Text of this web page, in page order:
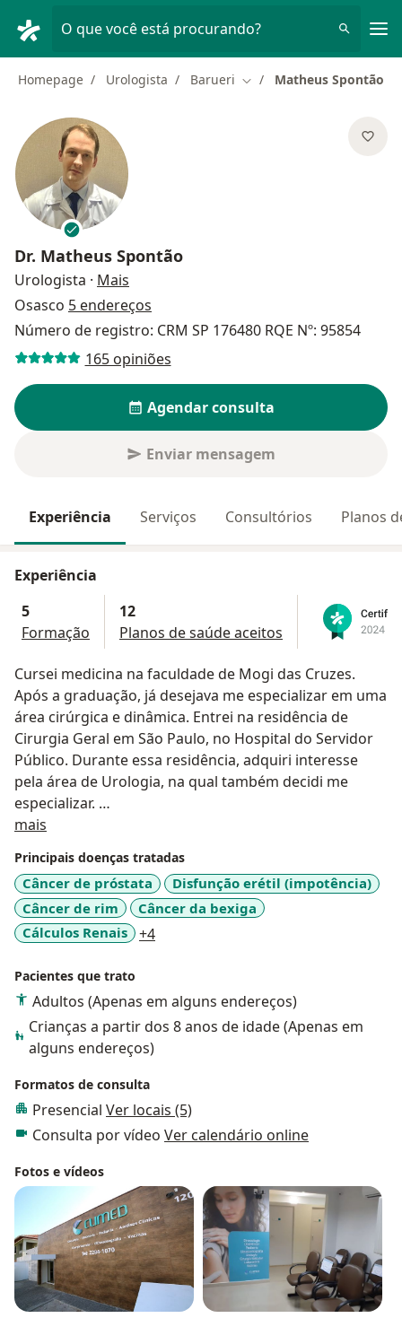
O que você está procurando?
Homepage Urologista Barueri Mudar de cidade
Matheus Spontão
Dr. Matheus Spontão
Urologista · Mais
Osasco 5 endereços
Número de registro: CRM SP 176480 RQE Nº: 95854
165 opiniões
Agendar consulta
Enviar mensagem
Experiência Serviços Consultórios Planos
Experiência
5
Formação
12
Planos de saúde aceitos
Cursei medicina na faculdade de Mogi das Cruzes.
Após a graduação, já desejava me especializar em uma
área cirúrgica e dinâmica. Entrei na residência de
Cirurgia Geral em São Paulo, no Hospital do Servidor
Público. Durante essa residência, adquiri interesse
pela área de Urologia, na qual também decidi me
especializar.
A Urologia me fascinou por possuir uma ampla
variedade de sub-especialidades, com possibilidades
diversas de tratamentos. Há opções de cirurgias
abertas, endoscópicas, por videolaparoscopia e
uma área em constante evolução.
Formações:
Graduação em Medicina na Faculdade de Mogi das
Cruzes - 2010 a 2015;
Residência Médica de Cirurgia Geral, pelo Hospital do
Servidor Público Estadual – IAMSPE – 2016 a 2018;
Residência Médica de Urologia, pelo Hospital do
Servidor Público Estadual – IAMSPE – fev/2018 a
fev/2021.
Membro da Sociedade Brasileira de Urologia
Título de especialista em Urologia, pela Sociedade
Brasileira de Urologia
Certificação em Cirurgia Robótica pela Rede D'Or São
Luiz
mais
Principais doenças tratadas
Câncer de próstata
Disfunção erétil (impotência)
Câncer de rim
Câncer da bexiga
Cálculos Renais
+4a11y_sr_more_diseases
Pacientes que trato
Adultos (Apenas em alguns endereços)
Crianças a partir dos 8 anos de idade (Apenas em
alguns endereços)
Formatos de consulta
Presencial Ver locais (5)
Consulta por vídeo Ver calendário online
Fotos e vídeos